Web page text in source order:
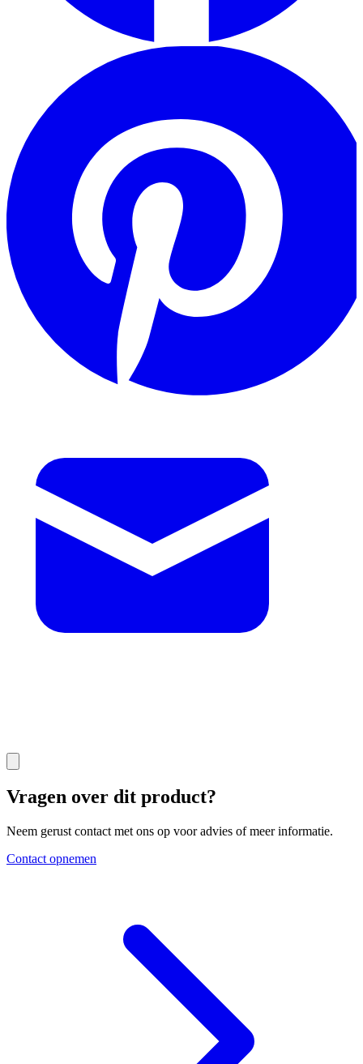
Vragen over dit product?
Neem gerust contact met ons op voor advies of meer informatie.
Contact opnemen